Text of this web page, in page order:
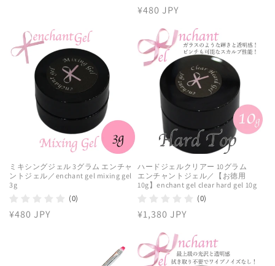
通
価
格
¥480 JPY
ミキシングジェル 3グラム エンチャ
ントジェル／enchant gel mixing gel
3g
(0)
通
¥480 JPY
ハードジェルクリアー 10グラム
エンチャントジェル／【お徳用
10g】enchant gel clear hard gel 10g
(0)
通
価
格
¥1,380 JPY